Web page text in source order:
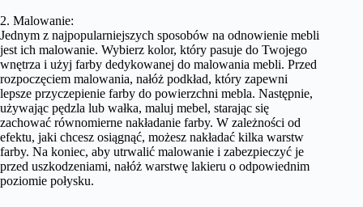
2. Malowanie:
Jednym z najpopularniejszych sposobów na odnowienie mebli
jest ich malowanie. Wybierz kolor, który pasuje do Twojego
wnętrza i użyj farby dedykowanej do malowania mebli. Przed
rozpoczęciem malowania, nałóż podkład, który zapewni
lepsze przyczepienie farby do powierzchni mebla. Następnie,
używając pędzla lub wałka, maluj mebel, starając się
zachować równomierne nakładanie farby. W zależności od
efektu, jaki chcesz osiągnąć, możesz nakładać kilka warstw
farby. Na koniec, aby utrwalić malowanie i zabezpieczyć je
przed uszkodzeniami, nałóż warstwę lakieru o odpowiednim
poziomie połysku.